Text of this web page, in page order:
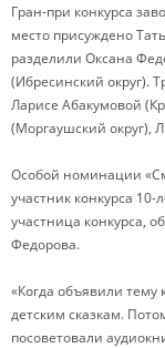
Гран-при конкурса
место присуждено
разделили Оксана
(Ибресинский округ).
Ларисе Абакумовой
(Моргаушский округ),
Особой номинации
участник конкурса
участница конкурса,
Федорова.
«Когда объявили тему
детским сказкам.
посоветовали